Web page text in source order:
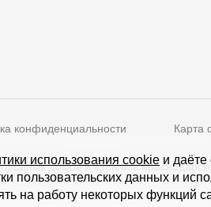
1(БЦ "Водный")
Режим
Пн-Пт - 10-19
Сб-Вс -
конфиденциальности Карта
домов и кровли в
использования cookie и даёте
пользовательских данных и
на работу некоторых функций